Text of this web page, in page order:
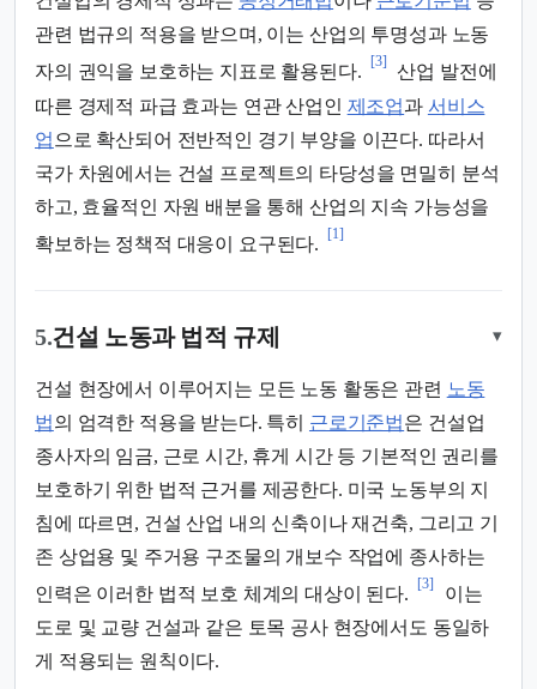
관련 법규의 적용을 받으며, 이는 산업의 투명성과 노동
자의 권익을 보호하는 지표로 활용된다.
[3]
산업 발전에
따른 경제적 파급 효과는 연관 산업인 제조업과 서비스
업 으로 확산되어 전반적인 경기 부양을 이끈다. 따라서
국가 차원에서는 건설 프로젝트의 타당성을 면밀히 분석
하고, 효율적인 자원 배분을 통해 산업의 지속 가능성을
확보하는 정책적 대응이 요구된다.
[1]
5.건설 노동과 법적 규제 ▾
건설 현장에서 이루어지는 모든 노동 활동은 관련 노동
법의 엄격한 적용을 받는다. 특히 근로기준법은 건설업
종사자의 임금, 근로 시간, 휴게 시간 등 기본적인 권리를
보호하기 위한 법적 근거를 제공한다. 미국 노동부의 지
침에 따르면, 건설 산업 내의 신축이나 재건축, 그리고 기
존 상업용 및 주거용 구조물의 개보수 작업에 종사하는
인력은 이러한 법적 보호 체계의 대상이 된다.
[3]
이는
도로 및 교량 건설과 같은 토목 공사 현장에서도 동일하
게 적용되는 원칙이다.